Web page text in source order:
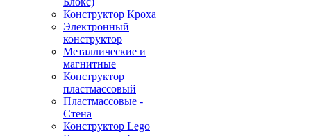
Конструктор Кроха
Электронный
конструктор
Металлические и
магнитные
Конструктор
пластмассовый
Пластмассовые -
Стена
Конструктор Lego